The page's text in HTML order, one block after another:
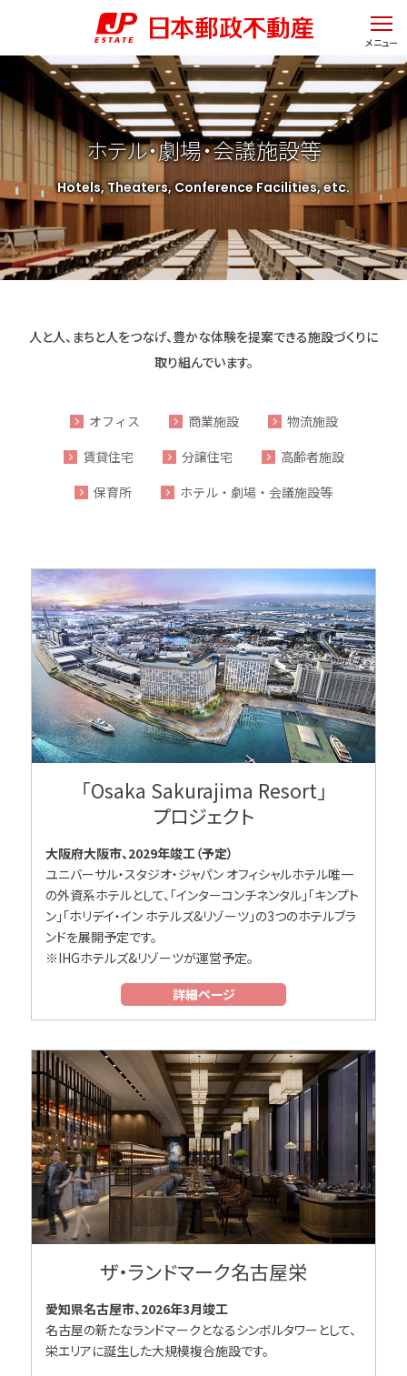
ページの先頭です。
ページ内移動用のリンクです。
ヘッダーメニューへ移動します。
本文へ移動します。
フッターメニューへ移動します。
ここからヘッダーメニューです。
メニュー
ヘッダーメニューはここまでです。
ここから本文です。
ホテル・劇場・会議施設等
Hotels, Theaters, Conference Facilities, etc.
人と人、 まちと人をつなげ、豊かな体験を提案できる施設づくりに
取り組んでいます。
オフィス 商業施設
物流施設
賃貸住宅
分譲住宅
高齢者施設
保育所
ホテル・劇場・会議施設等
「Osaka Sakurajima Resort」
プロジェクト
大阪府大阪市、2029年竣工（予定）
ユニバーサル・スタジオ・ジャパン オフィシャルホテル唯一
の外資系ホテルとして、「インターコンチネンタル」「キンプト
ン」「ホリデイ・イン ホテルズ&リゾーツ」の3つのホテルブラ
ンドを展開予定です。
※IHGホテルズ&リゾーツが運営予定。
詳細ページ
ザ・ランドマーク名古屋栄
愛知県名古屋市、2026年3月竣工
名古屋の新たなランドマークとなるシンボルタワーとして、
栄エリアに誕生した大規模複合施設です。
ページの終わりです。